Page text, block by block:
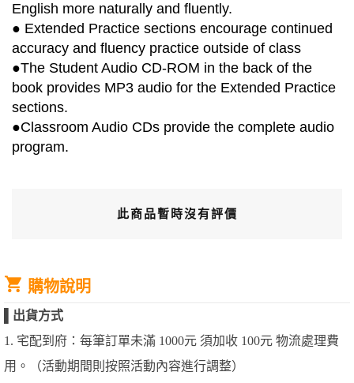
English more naturally and fluently.
● Extended Practice sections encourage continued
accuracy and fluency practice outside of class
●The Student Audio CD-ROM in the back of the
book provides MP3 audio for the Extended Practice
sections.
●Classroom Audio CDs provide the complete audio
program.
此商品暫時沒有評價
購物說明
出貨方式
1. 宅配到府：每筆訂單未滿 1000元 須加收 100元 物流處理費
用。（活動期間則按照活動內容進行調整）